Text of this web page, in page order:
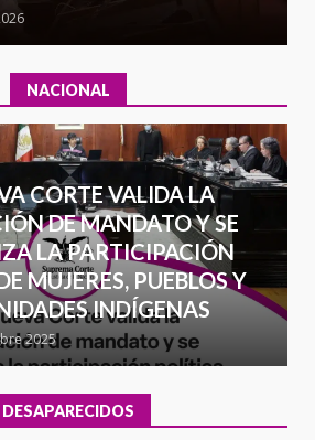
NACIONAL
CORTE VALIDA LA
DE MANDATO Y SE
LA PARTICIPACIÓN
MUJERES, PUEBLOS Y
INDÍGENAS
2025
DESAPARECIDOS